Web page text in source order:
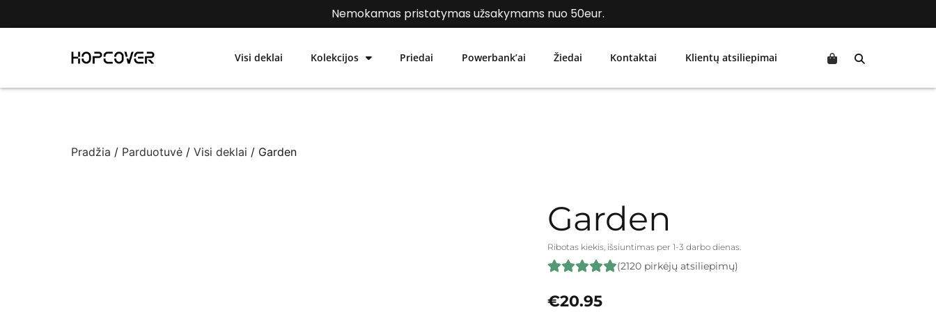
Hopcover akcija: Pirk 3 dėklus, mokėk už 2.
Visi deklai Kolekcijos Priedai Powerbank’ai Žiedai Kontaktai Klientų atsiliepimai
Pradžia / Parduotuvė / Visi deklai / Garden
Garden
Ribotas kiekis, išsiuntimas per 1-3 darbo dienas.
(2120 pirkėjų atsiliepimų)
€20.95